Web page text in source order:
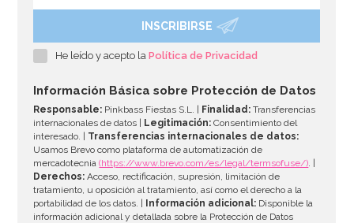
Molde Plástico Mano 27 cm
AÑADIR
INSCRIBIRSE
He leído y acepto laPolítica de Privacidad
Información Básica sobre Protección de Datos
Responsable: Pinkbass Fiestas S.L. | Finalidad: Transferencias
internacionales de datos |
Legitimación: Consentimiento del
interesado. | Transferencias internacionales de datos:
Usamos Brevo como plataforma de automatización de
mercadotecnia(https://www.brevo.com/es/legal/termsofuse/). |
Derechos: Acceso, rectificación, supresión, limitación de
tratamiento, u oposición al tratamiento, así como el derecho a la
portabilidad de los datos. |
Información adicional: Disponible la
información adicional y detallada sobre la Protección de Datos